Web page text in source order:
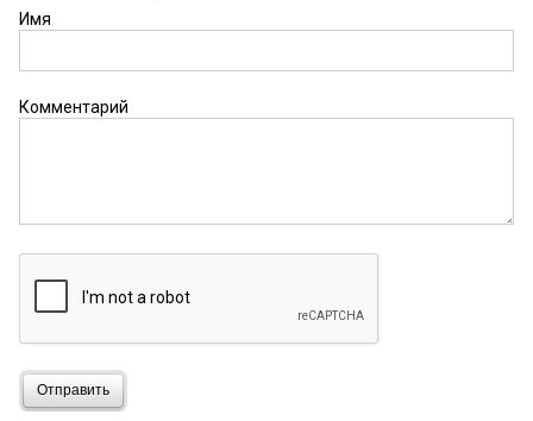
Имя
Комментарий
Отправить